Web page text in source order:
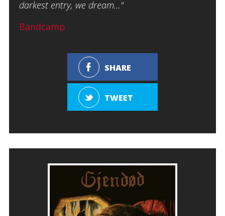
darkest entry, we dream…"
Bandcamp
SHARE
TWEET